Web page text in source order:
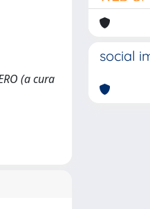
(a cura
social